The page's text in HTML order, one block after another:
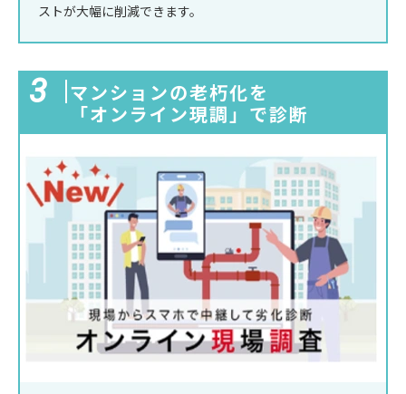
ストが大幅に削減できます。
3
マンションの老朽化を
「オンライン現調」 で診断